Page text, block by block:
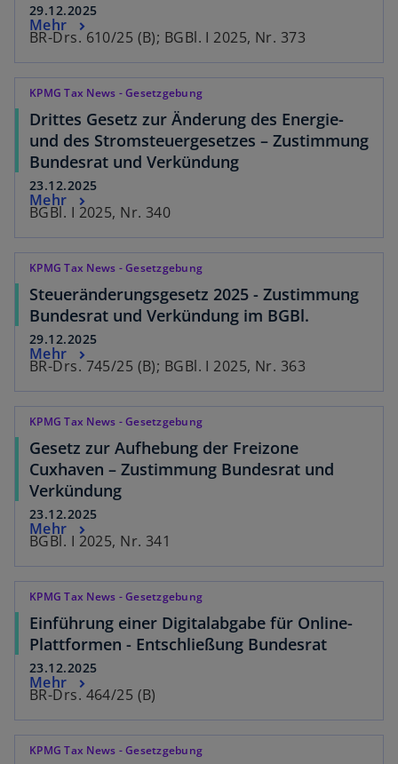
29.12.2025
BR-Drs. 610/25 (B); BGBl. I 2025, Nr. 373
Mehr
KPMG Tax News - Gesetzgebung
Drittes Gesetz zur Änderung des Energie-
und des Stromsteuergesetzes – Zustimmung
Bundesrat und Verkündung
23.12.2025
BGBl. I 2025, Nr. 340
Mehr
KPMG Tax News - Gesetzgebung
Steueränderungsgesetz 2025 - Zustimmung
Bundesrat und Verkündung im BGBl.
29.12.2025
BR-Drs. 745/25 (B); BGBl. I 2025, Nr. 363
Mehr
KPMG Tax News - Gesetzgebung
Gesetz zur Aufhebung der Freizone
Cuxhaven – Zustimmung Bundesrat und
Verkündung
23.12.2025
BGBl. I 2025, Nr. 341
Mehr
KPMG Tax News - Gesetzgebung
Einführung einer Digitalabgabe für Online-
Plattformen - Entschließung Bundesrat
23.12.2025
BR-Drs. 464/25 (B)
Mehr
KPMG Tax News - Gesetzgebung